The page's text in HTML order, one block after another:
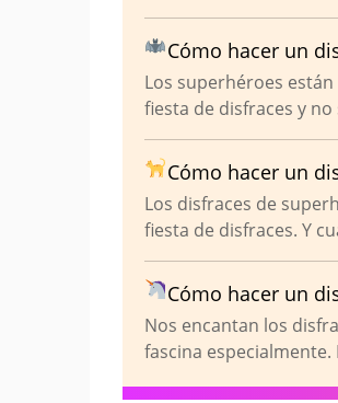
Cómo hacer un
Los superhéroes
fiesta de disfraces y
Cómo hacer un
Los disfraces de
fiesta de disfraces. Y
Cómo hacer un
Nos encantan los
fascina